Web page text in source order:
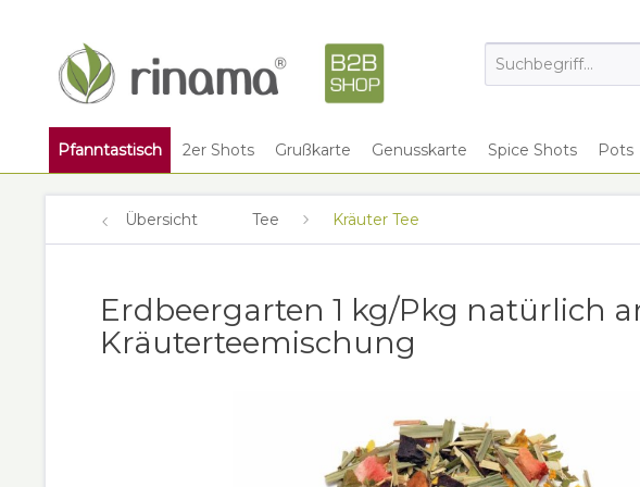
Pfanntastisch 2er Shots Grußkarte Genusskarte Spice Shots Pots
Übersicht Tee Kräuter Tee
Erdbeergarten 1 kg/Pkg natürlich
Kräuterteemischung